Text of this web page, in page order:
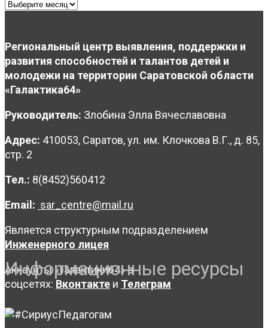
Региональный центр выявления, поддержки и
развития способностей и талантов детей и
молодежи на территории Саратовской области
«Галактика64»
Руководитель: Злобина Элла Вячеславовна
Адрес: 410053, Саратов, ул. им. Клочкова В.Г., д. 85,
стр. 2
Тел.: 8(8452)560412
Email: sar_centre@mail.ru
Является структурным подразделением
Инженерного лицея
Аккаунты «Галактики64» в
соцсетях: Вконтакте и Телеграм
Информационные ресурсы